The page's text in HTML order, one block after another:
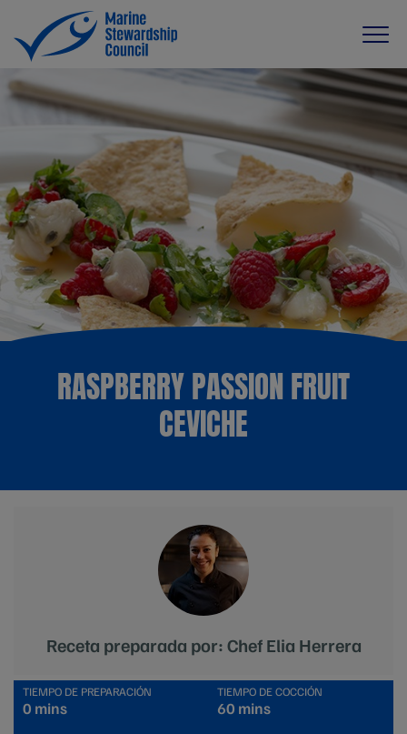
RASPBERRY PASSION FRUIT
CEVICHE
Receta preparada por: Chef Elia Herrera
TIEMPO DE PREPARACIÓN
0 mins
TIEMPO DE COCCIÓN
60 mins